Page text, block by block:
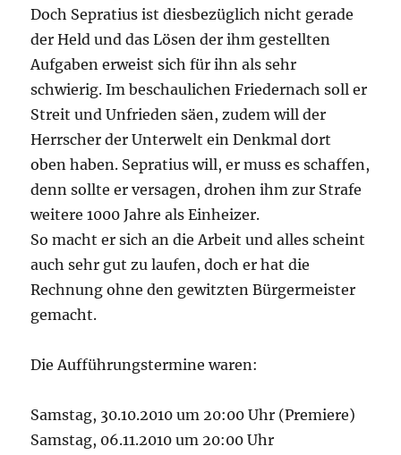
Doch Sepratius ist diesbezüglich nicht gerade
der Held und das Lösen der ihm gestellten
Aufgaben erweist sich für ihn als sehr
schwierig. Im beschaulichen Friedernach soll er
Streit und Unfrieden säen, zudem will der
Herrscher der Unterwelt ein Denkmal dort
oben haben. Sepratius will, er muss es schaffen,
denn sollte er versagen, drohen ihm zur Strafe
weitere 1000 Jahre als Einheizer.
So macht er sich an die Arbeit und alles scheint
auch sehr gut zu laufen, doch er hat die
Rechnung ohne den gewitzten Bürgermeister
gemacht.
Die Aufführungstermine waren:
Samstag, 30.10.2010 um 20:00 Uhr (Premiere)
Samstag, 06.11.2010 um 20:00 Uhr